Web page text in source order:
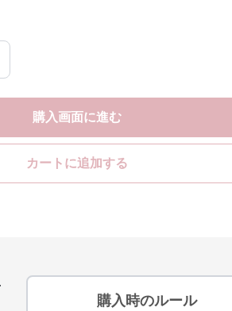
購入画面に進む
カートに追加する
購入時のルール